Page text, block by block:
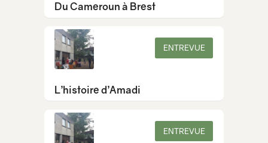
Du Cameroun à Brest
ENTREVUE
L’histoire d’Amadi
ENTREVUE